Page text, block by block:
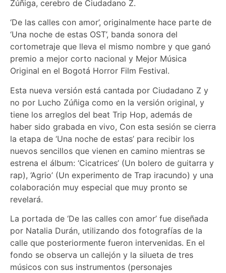
Zúñiga, cerebro de Ciudadano Z.
‘De las calles con amor’, originalmente hace parte de
‘Una noche de estas OST’, banda sonora del
cortometraje que lleva el mismo nombre y que ganó
premio a mejor corto nacional y Mejor Música
Original en el Bogotá Horror Film Festival.
Esta nueva versión está cantada por Ciudadano Z y
no por Lucho Zúñiga como en la versión original, y
tiene los arreglos del beat Trip Hop, además de
haber sido grabada en vivo, Con esta sesión se cierra
la etapa de ‘Una noche de estas’ para recibir los
nuevos sencillos que vienen en camino mientras se
estrena el álbum: ‘Cicatrices’ (Un bolero de guitarra y
rap), ‘Agrio’ (Un experimento de Trap iracundo) y una
colaboración muy especial que muy pronto se
revelará.
La portada de ‘De las calles con amor’ fue diseñada
por Natalia Durán, utilizando dos fotografías de la
calle que posteriormente fueron intervenidas. En el
fondo se observa un callejón y la silueta de tres
músicos con sus instrumentos (personajes